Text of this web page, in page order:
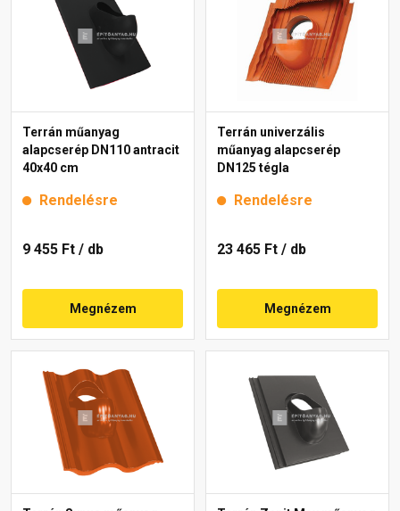
Terrán műanyag
alapcserép DN110 antracit
40x40 cm
Rendelésre
9 455 Ft / db
Megnézem
Terrán univerzális
műanyag alapcserép
DN125 tégla
Rendelésre
23 465 Ft / db
Megnézem